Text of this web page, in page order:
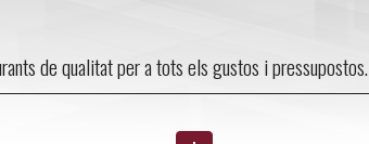
de qualitat per a tots els gustos i pressupostos.